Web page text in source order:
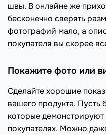
швы. В онлайне же
бесконечно сверять
фотографий мало, а
покупателя вы скорее
Покажите фото или
Сделайте хорошие
вашего продукта. Пусть
которые демонстрируют
покупателях. Можно